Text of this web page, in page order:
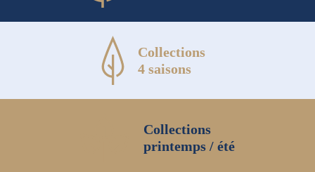
Collections
4 saisons
Collections
printemps / été